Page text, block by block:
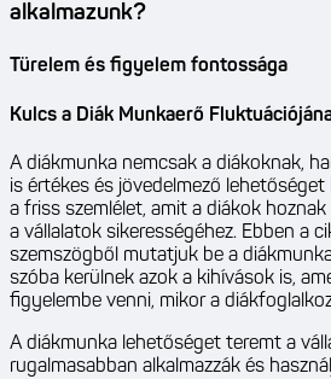
alkalmazunk?
Türelem és figyelem fontossága
Kulcs a Diák Munkaerő
A diákmunka nemcsak a diákoknak,
is értékes és jövedelmező lehetőséget
a friss szemlélet, amit a diákok
a vállalatok sikerességéhez. Ebben a
szemszögből mutatjuk be a
szóba kerülnek azok a kihívások is,
figyelembe venni, mikor a
A diákmunka lehetőséget teremt a
rugalmasabban alkalmazzák és